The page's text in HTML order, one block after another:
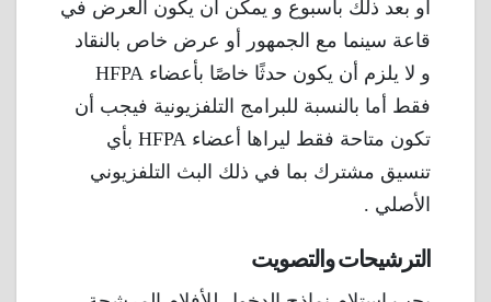
أو بعد ذلك بأسبوع و يمكن أن يكون العرض في
قاعة سينما مع الجمهور أو عرض خاص بالنقاد
و لا يلزم أن يكون حدثًا خاصًا بأعضاء HFPA
فقط أما بالنسبة للبرامج التلفزيونية فيجب أن
تكون متاحة فقط ليراها أعضاء HFPA بأي
تنسيق مشترك بما في ذلك البث التلفزيوني
الأصلي .
الترشيحات والتصويت